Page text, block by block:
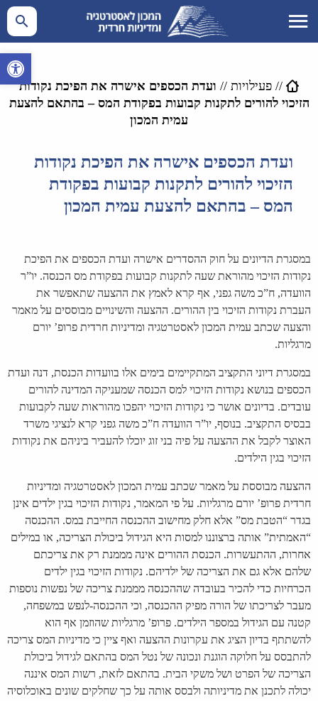
פתח
// פעילויות // ועדת הכספים אישרה את הפיכת נקודות
הזיכוי להורים לתקנות קבועות בפקודת המס – בהתאם להצעת
עמית המכון
ועדת הכספים אישרה את הפיכת נקודות
הזיכוי להורים לתקנות קבועות בפקודת
המס – בהתאם להצעת עמית המכון
במסגרת הדיונים על חוק ההסדרים אישרה ועדת הכספים את הפיכת
נקודות הזיכוי מהוראת שעה לתקנות קבועות בפקודת מס הכנסה. יו”ר
הוועדה, ח”כ משה גפני, אף קרא לאמץ את ההצעה שתאפשר את
העברת נקודות הזיכוי בין ההורים. ההצעה והשינויים מבוססים על מאמר
והצעה שכתב עמית המכון לאסטרטגיה ומדיניות חרדית פרופ’ יורם
מרגליות.
במסגרת דיוני התקציב המתקיימים בימים אלו בוועדות הכנסת, דנה ועדת
הכספים בנושא נקודות הזיכוי למס הכנסה שמעניקה המדינה להורים
עובדים. בדיונים אושר כי נקודות הזיכוי יהפכו מהוראות שעה לקבועות
בבסיס התקציב. בנוסף, יו”ר הוועדה ח”כ משה גפני קרא לנציגי משרד
האוצר לקבל את ההצעה על פיה בני זוג יוכלו להעביר ביניהם את נקודות
הזיכוי בגין הילדים.
ההצעה מבוססת על מאמר שכתב עמית המכון לאסטרטגיה ומדיניות
חרדית פרופ’ יורם מרגליות. על פי המאמר, נקודות הזיכוי בגין ילדים אינן
בגדר “הטבת מס” אלא חלק מחישוב ההכנסה החייבת במס. ההכנסה
“האמתית” אותה ברצוננו למסות היא הגידול ביכולת הצריכה, או במילים
אחרות, ההתעשרות. הכנסת ההורים אינה מממנת רק את צריכתם
שלהם אלא גם את הצריכה של ילדיהם. נקודות הזיכוי בגין ילדים
הכרחיות כדי להכיר בעובדה שההכנסה מממנת צריכה של נפשות נוספות
מעבר לצריכתו של הורה מפיק ההכנסה, וכי ההכנסה-לנפש במשפחה,
קטנה עם הגידול במספר הילדים. פרופ’ מרגליות שהוזמן אף הוא
להשתתף בדיון הציג את עקרונות ההצעה ואף ציין כי מדיניות המס צריכה
להתבסס על חלוקה הוגנת ונכונה של נטל המס בהתאם לגידול ביכולת
הצריכה של הפרט ושל משקי הבית. בהתאם לזאת, רשות המס איננה
יכולה לתכנן את מדיניותה ולבסס אותה על כך שחלקים שונים באוכלוסיה